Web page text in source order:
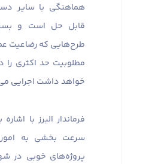
هماهنگی با سایر
قابل حل است و
طرح‌هایی که رضاعیت
مطلوبیت حد اکثری را
خواهد داشت اجرایی
فرماندار البرز با
سرعت بخشی به
پروژه‌های خوبی در